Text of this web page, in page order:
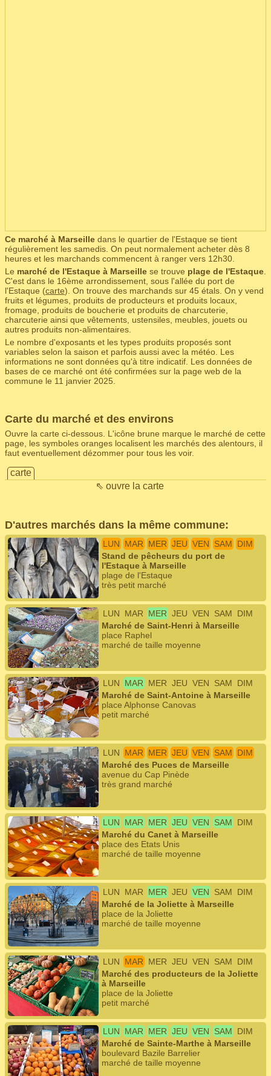
Ce marché à Marseille dans le quartier de l'Estaque se tient
régulièrement les samedis. On peut normalement acheter dès 8
heures et les marchands commencent à ranger vers 12h30.
Le marché de l'Estaque à Marseille se trouve plage de l'Estaque
C'est dans le 16ème arrondissement, sous l'allée du port de
l'Estaque (carte). On trouve des marchands sur 45 étals. On y vend
fruits et légumes, produits de producteurs et produits locaux,
fromage, produits de boucherie et produits de charcuterie,
charcuterie ainsi que vêtements, ustensiles, meubles, jouets ou
autres produits non-alimentaires.
Le nombre d'exposants et les types produits proposés sont
variables selon la saison et parfois aussi avec la météo. Les
informations ne sont données qu'à titre indicatif. Les données de
bases de ce marché ont été confirmées sur la page web de la
commune le 11 janvier 2025.
Carte du marché et des environs
Ouvre la carte ci-dessous. L'icône brune marque le marché de cette
page, les symboles oranges localisent les marchés des alentours, il
faut eventuellement dézommer pour tous les voir.
carte
⇖ ouvre la carte
D'autres marchés dans la même commune:
LUN MAR MER JEU VEN SAM
DIM
Stand de pêcheurs du port de
l'Estaque à Marseille
plage de l'Estaque
très petit marché
LUN MAR MER JEU VEN SAM
DIM
Marché de Saint-Henri à Marseille
place Raphel
marché de taille moyenne
LUN MAR MER JEU VEN SAM
DIM
Marché de Saint-Antoine à Marseille
place Alphonse Canovas
petit marché
LUN MAR MER JEU VEN SAM
DIM
Marché des Puces de Marseille
avenue du Cap Pinède
très grand marché
LUN MAR MER JEU VEN SAM
DIM
Marché du Canet à Marseille
place des Etats Unis
marché de taille moyenne
LUN MAR MER JEU VEN SAM
DIM
Marché de la Joliette à Marseille
place de la Joliette
marché de taille moyenne
LUN MAR MER JEU VEN SAM
DIM
Marché des producteurs de la Joliette
à Marseille
place de la Joliette
petit marché
LUN MAR MER JEU VEN SAM
DIM
Marché de Sainte-Marthe à Marseille
boulevard Bazile Barrelier
marché de taille moyenne